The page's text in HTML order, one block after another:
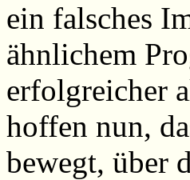
ein falsches
ähnlichem
erfolgreicher
hoffen nun,
bewegt, über